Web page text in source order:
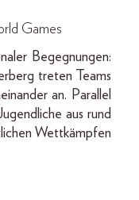
Games
Begegnungen:
treten Teams
an. Parallel
aus rund
Wettkämpfen